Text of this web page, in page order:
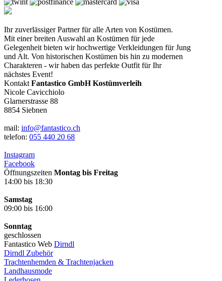
Ihr zuverlässiger Partner für alle Arten von Kostümen.
Mit einer breiten Auswahl an Kostümen für jede
Gelegenheit bieten wir hochwertige Verkleidungen für Jung
und Alt. Von historischen Kostümen bis hin zu modernen
Charakteren - wir haben das perfekte Outfit für Ihr
nächstes Event!
Kontakt Fantastico GmbH Kostümverleih
Nicole Cavicchiolo
Glarnerstrasse 88
8854 Siebnen
mail: info@fantastico.ch
telefon: 055 440 20 68
Instagram
Facebook
Öffnungszeiten Montag bis Freitag
14:00 bis 18:30
Samstag
09:00 bis 16:00
Sonntag
geschlossen
Fantastico Web Dirndl
Dirndl Zubehör
Trachtenhemden & Trachtenjacken
Landhausmode